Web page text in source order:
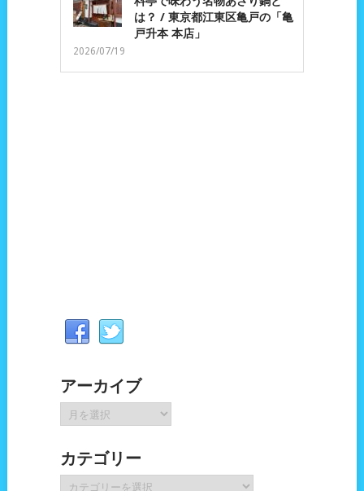
は？ / 東京都江東区亀戸の「亀
戸升本 本店」
2026/07/19
アーカイブ
ー
イ
ブ
カテゴリー